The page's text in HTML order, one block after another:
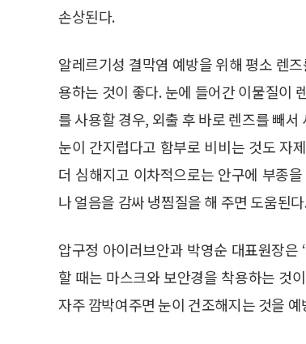
손상된다.
알레르기성 결막염 예방을 위해 평소 렌
용하는 것이 좋다. 눈에 들어간 이물질이
를 사용할 경우, 외출 후 바로 렌즈를 빼
눈이 간지럽다고 함부로 비비는 것도 자
더 심해지고 이차적으로는 안구에 부종
나 얼음을 감싸 냉찜질을 해 주면 도움된
압구정 아이러브안과 박영순 대표원장
할 때는 마스크와 보안경을 착용하는 것
자주 깜박여주면 눈이 건조해지는 것을